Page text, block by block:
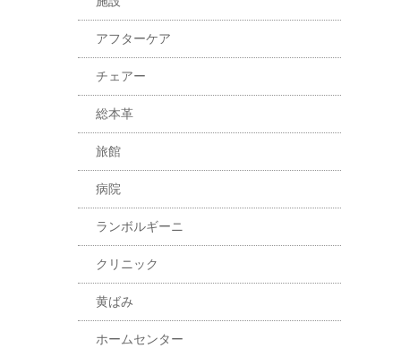
アフターケア
チェアー
総本革
旅館
病院
ランボルギーニ
クリニック
黄ばみ
ホームセンター